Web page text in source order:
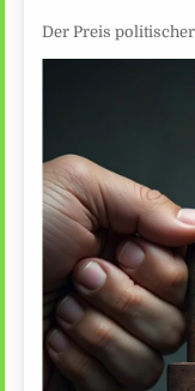
Der Preis